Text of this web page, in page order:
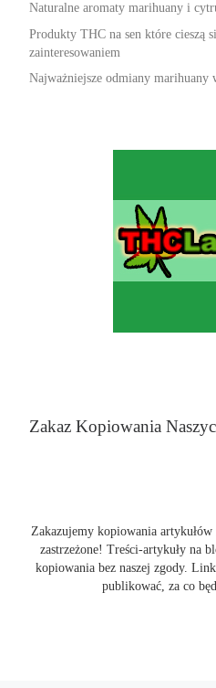
Naturalne aromaty marihuany i
Produkty THC na sen które cieszą
zainteresowaniem
Najważniejsze odmiany
Zakaz Kopiowania
Zakazujemy kopiowania
zastrzeżone! Treści-artykuły na
kopiowania bez naszej zgody.
publikować, za co